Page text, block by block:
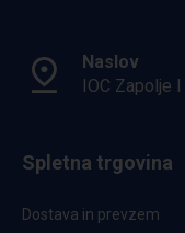
Naslov
IOC Zapolje
Spletna trgovina
Dostava in prevzem